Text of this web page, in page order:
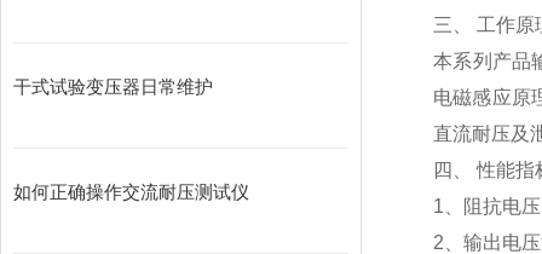
干式试验变压器日常维护
如何正确操作交流耐压测试仪
三、 工作原
本系列产品
电磁感应原
直流耐压及
四、 性能指
1、阻
2、输出